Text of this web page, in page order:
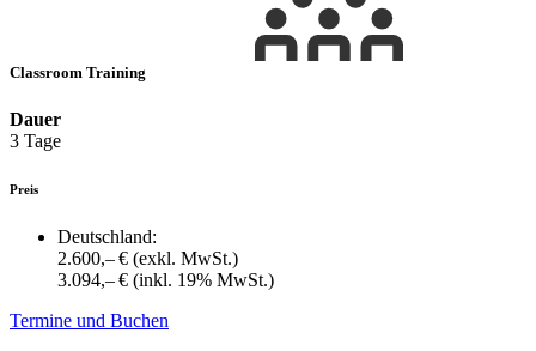
Classroom Training
Dauer
3 Tage
Preis
Deutschland:
2.600,– € (exkl. MwSt.)
3.094,– € (inkl. 19% MwSt.)
Termine und Buchen